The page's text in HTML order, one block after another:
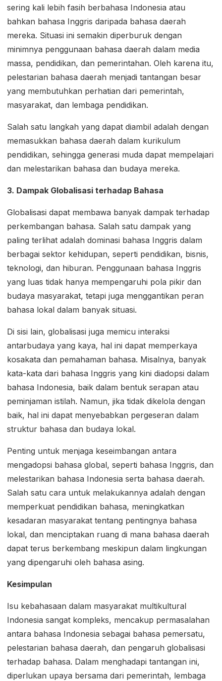
sering kali lebih fasih berbahasa Indonesia atau
bahkan bahasa Inggris daripada bahasa daerah
mereka. Situasi ini semakin diperburuk dengan
minimnya penggunaan bahasa daerah dalam media
massa, pendidikan, dan pemerintahan. Oleh karena itu,
pelestarian bahasa daerah menjadi tantangan besar
yang membutuhkan perhatian dari pemerintah,
masyarakat, dan lembaga pendidikan.
Salah satu langkah yang dapat diambil adalah dengan
memasukkan bahasa daerah dalam kurikulum
pendidikan, sehingga generasi muda dapat mempelajari
dan melestarikan bahasa dan budaya mereka.
3. Dampak Globalisasi terhadap Bahasa
Globalisasi dapat membawa banyak dampak terhadap
perkembangan bahasa. Salah satu dampak yang
paling terlihat adalah dominasi bahasa Inggris dalam
berbagai sektor kehidupan, seperti pendidikan, bisnis,
teknologi, dan hiburan. Penggunaan bahasa Inggris
yang luas tidak hanya mempengaruhi pola pikir dan
budaya masyarakat, tetapi juga menggantikan peran
bahasa lokal dalam banyak situasi.
Di sisi lain, globalisasi juga memicu interaksi
antarbudaya yang kaya, hal ini dapat memperkaya
kosakata dan pemahaman bahasa. Misalnya, banyak
kata-kata dari bahasa Inggris yang kini diadopsi dalam
bahasa Indonesia, baik dalam bentuk serapan atau
peminjaman istilah. Namun, jika tidak dikelola dengan
baik, hal ini dapat menyebabkan pergeseran dalam
struktur bahasa dan budaya lokal.
Penting untuk menjaga keseimbangan antara
mengadopsi bahasa global, seperti bahasa Inggris, dan
melestarikan bahasa Indonesia serta bahasa daerah.
Salah satu cara untuk melakukannya adalah dengan
memperkuat pendidikan bahasa, meningkatkan
kesadaran masyarakat tentang pentingnya bahasa
lokal, dan menciptakan ruang di mana bahasa daerah
dapat terus berkembang meskipun dalam lingkungan
yang dipengaruhi oleh bahasa asing.
Kesimpulan
Isu kebahasaan dalam masyarakat multikultural
Indonesia sangat kompleks, mencakup permasalahan
antara bahasa Indonesia sebagai bahasa pemersatu,
pelestarian bahasa daerah, dan pengaruh globalisasi
terhadap bahasa. Dalam menghadapi tantangan ini,
diperlukan upaya bersama dari pemerintah, lembaga